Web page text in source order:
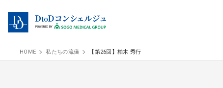
HOME 私たちの流儀 【第26回】柏木 秀行